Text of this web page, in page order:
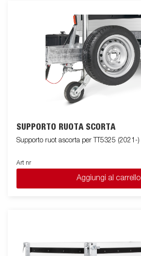
SUPPORTO RUOTA SCORTA
Supporto ruot ascorta per TT5325 (2021-)
Art nr
Aggiungi al carrello